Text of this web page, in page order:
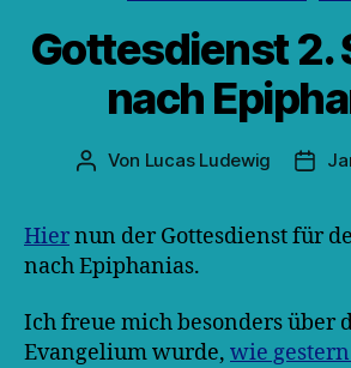
Gottesdienst 2.
nach
Beitragsautor
Von Lucas Ludewig
Hiernun der Gottesdienst für
nach Epiphanias.
Ich freue mich besonders über
Evangelium wurde, wie